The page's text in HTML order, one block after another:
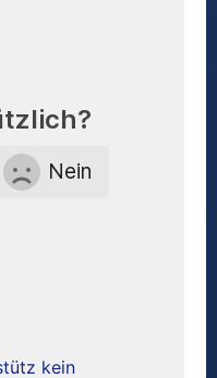
Nein
kein